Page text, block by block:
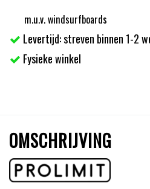
m.u.v. windsurfboards
Levertijd: streven binnen 1-2
Fysieke winkel
OMSCHRIJVING